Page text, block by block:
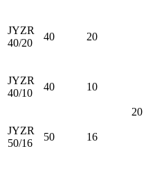
JYZR
40/20
40 20
20
JYZR
40/10
40 10
JYZR
50/16
50 16